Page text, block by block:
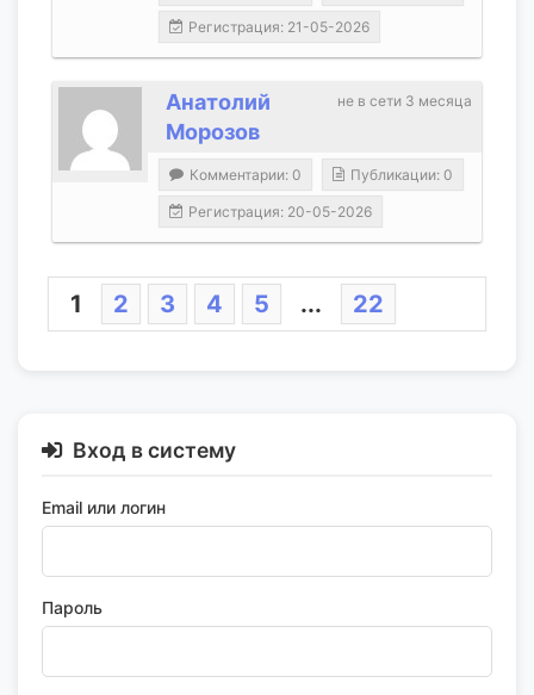
Вход в систему
Email или логин
Пароль
Регистрация: 21-05-2026
не в сети 3 месяца
Анатолий
Морозов
Комментарии: 0 Публикации: 0
Регистрация: 20-05-2026
1 2 3 4 5 ... 22